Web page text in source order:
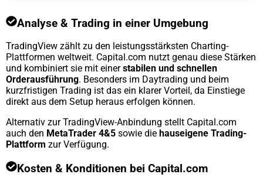
Analyse & Trading in einer Umgebung
TradingView zählt zu den leistungsstärksten Charting-
Plattformen weltweit. Capital.com nutzt genau diese Stärken
und kombiniert sie mit einerstabilen und schnellen
Orderausführung. Besonders im Daytrading und beim
kurzfristigen Trading ist das ein klarer Vorteil, da Einstiege
direkt aus dem Setup heraus erfolgen können.
Alternativ zur TradingView-Anbindung stellt Capital.com
auch den MetaTrader 4&5 sowie die hauseigene Trading-
Plattform zur Verfügung.
Kosten & Konditionen bei Capital.com